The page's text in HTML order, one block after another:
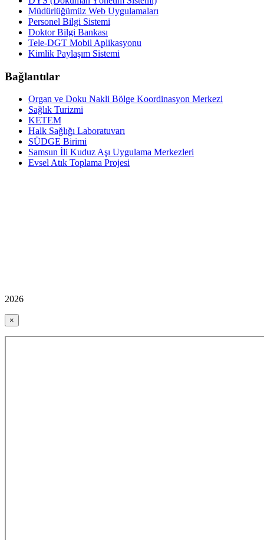
Müdürlüğümüz Web Uygulamaları
Personel Bilgi Sistemi
Doktor Bilgi Bankası
Tele-DGT Mobil Aplikasyonu
Kimlik Paylaşım Sistemi
Bağlantılar
Organ ve Doku Nakli Bölge Koordinasyon Merkezi
Sağlık Turizmi
KETEM
Halk Sağlığı Laboratuvarı
SÜDGE Birimi
Samsun İli Kuduz Aşı Uygulama Merkezleri
Evsel Atık Toplama Projesi
2026
×